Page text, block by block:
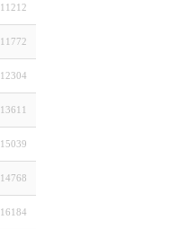
11212
11772
12304
13611
15039
14768
16184